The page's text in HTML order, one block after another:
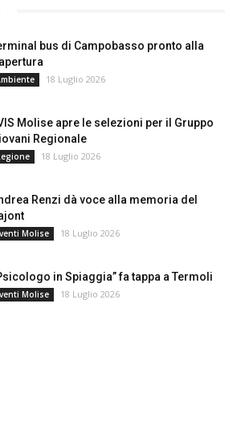
bus di Campobasso pronto alla
18 Luglio 2026
Molise apre le selezioni per il Gruppo
Regionale
18 Luglio 2026
Renzi dà voce alla memoria del
Molise 18 Luglio 2026
in Spiaggia” fa tappa a Termoli
Molise 18 Luglio 2026